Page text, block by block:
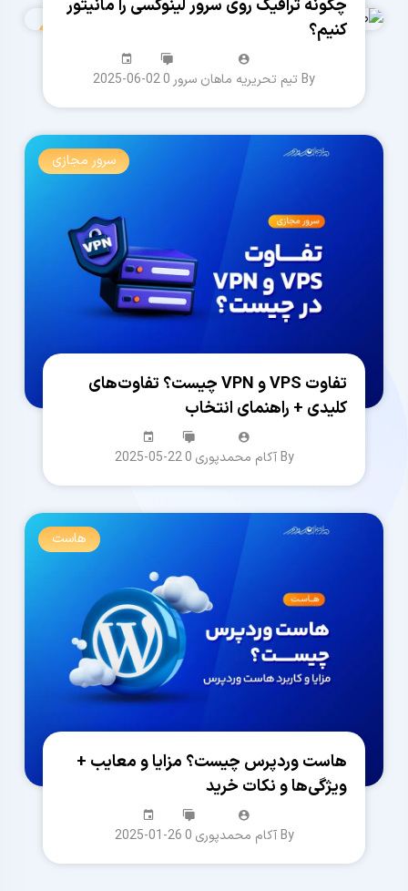
چگونه ترافیک روی سرور لینوکسی را مانیتور
کنیم؟
By تیم تحریریه ماهان سرور 0
2025-06-02
سرور مجازی
تفاوت VPS و VPN چیست؟ تفاوت‌های
کلیدی + راهنمای انتخاب
By آکام محمدپوری 0
2025-05-22
هاست
هاست وردپرس چیست؟ مزایا و معایب +
ویژگی‌ها و نکات خرید
By آکام محمدپوری 0
2025-01-26